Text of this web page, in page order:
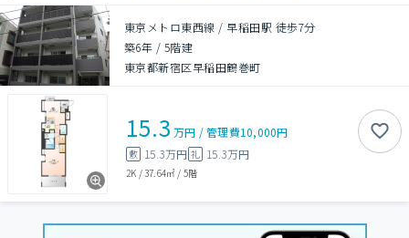
東京メトロ東西線 / 早稲田駅 徒歩7分
築6年 / 5階建
東京都新宿区早稲田鶴巻町
15.3 万円 /管理費10,000円
敷 15.3万円 礼 15.3万円
2K /37.64㎡ / 5階